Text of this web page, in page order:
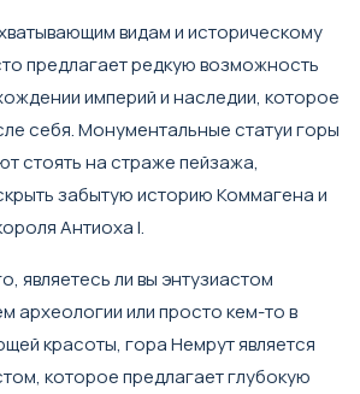
видам и историческому
предлагает редкую возможность
империй и наследии, которое
себя. Монументальные статуи горы
стоять на страже пейзажа,
забытую историю Коммагена и
Антиоха I.
являетесь ли вы энтузиастом
археологии или просто кем-то в
красоты, гора Немрут является
которое предлагает глубокую